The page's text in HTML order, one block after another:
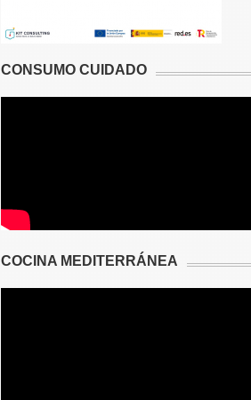
CONSUMO CUIDADO
COCINA MEDITERRÁNEA